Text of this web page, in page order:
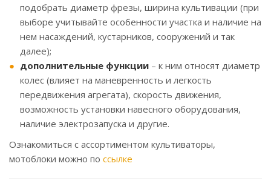
подобрать диаметр фрезы, ширина культивации (при
выборе учитывайте особенности участка и наличие на
нем насаждений, кустарников, сооружений и так
далее);
дополнительные функции – к ним относят диаметр
колес (влияет на маневренность и легкость
передвижения агрегата), скорость движения,
возможность установки навесного оборудования,
наличие электрозапуска и другие.
Ознакомиться с ассортиментом культиваторы,
мотоблоки можно по ссылке